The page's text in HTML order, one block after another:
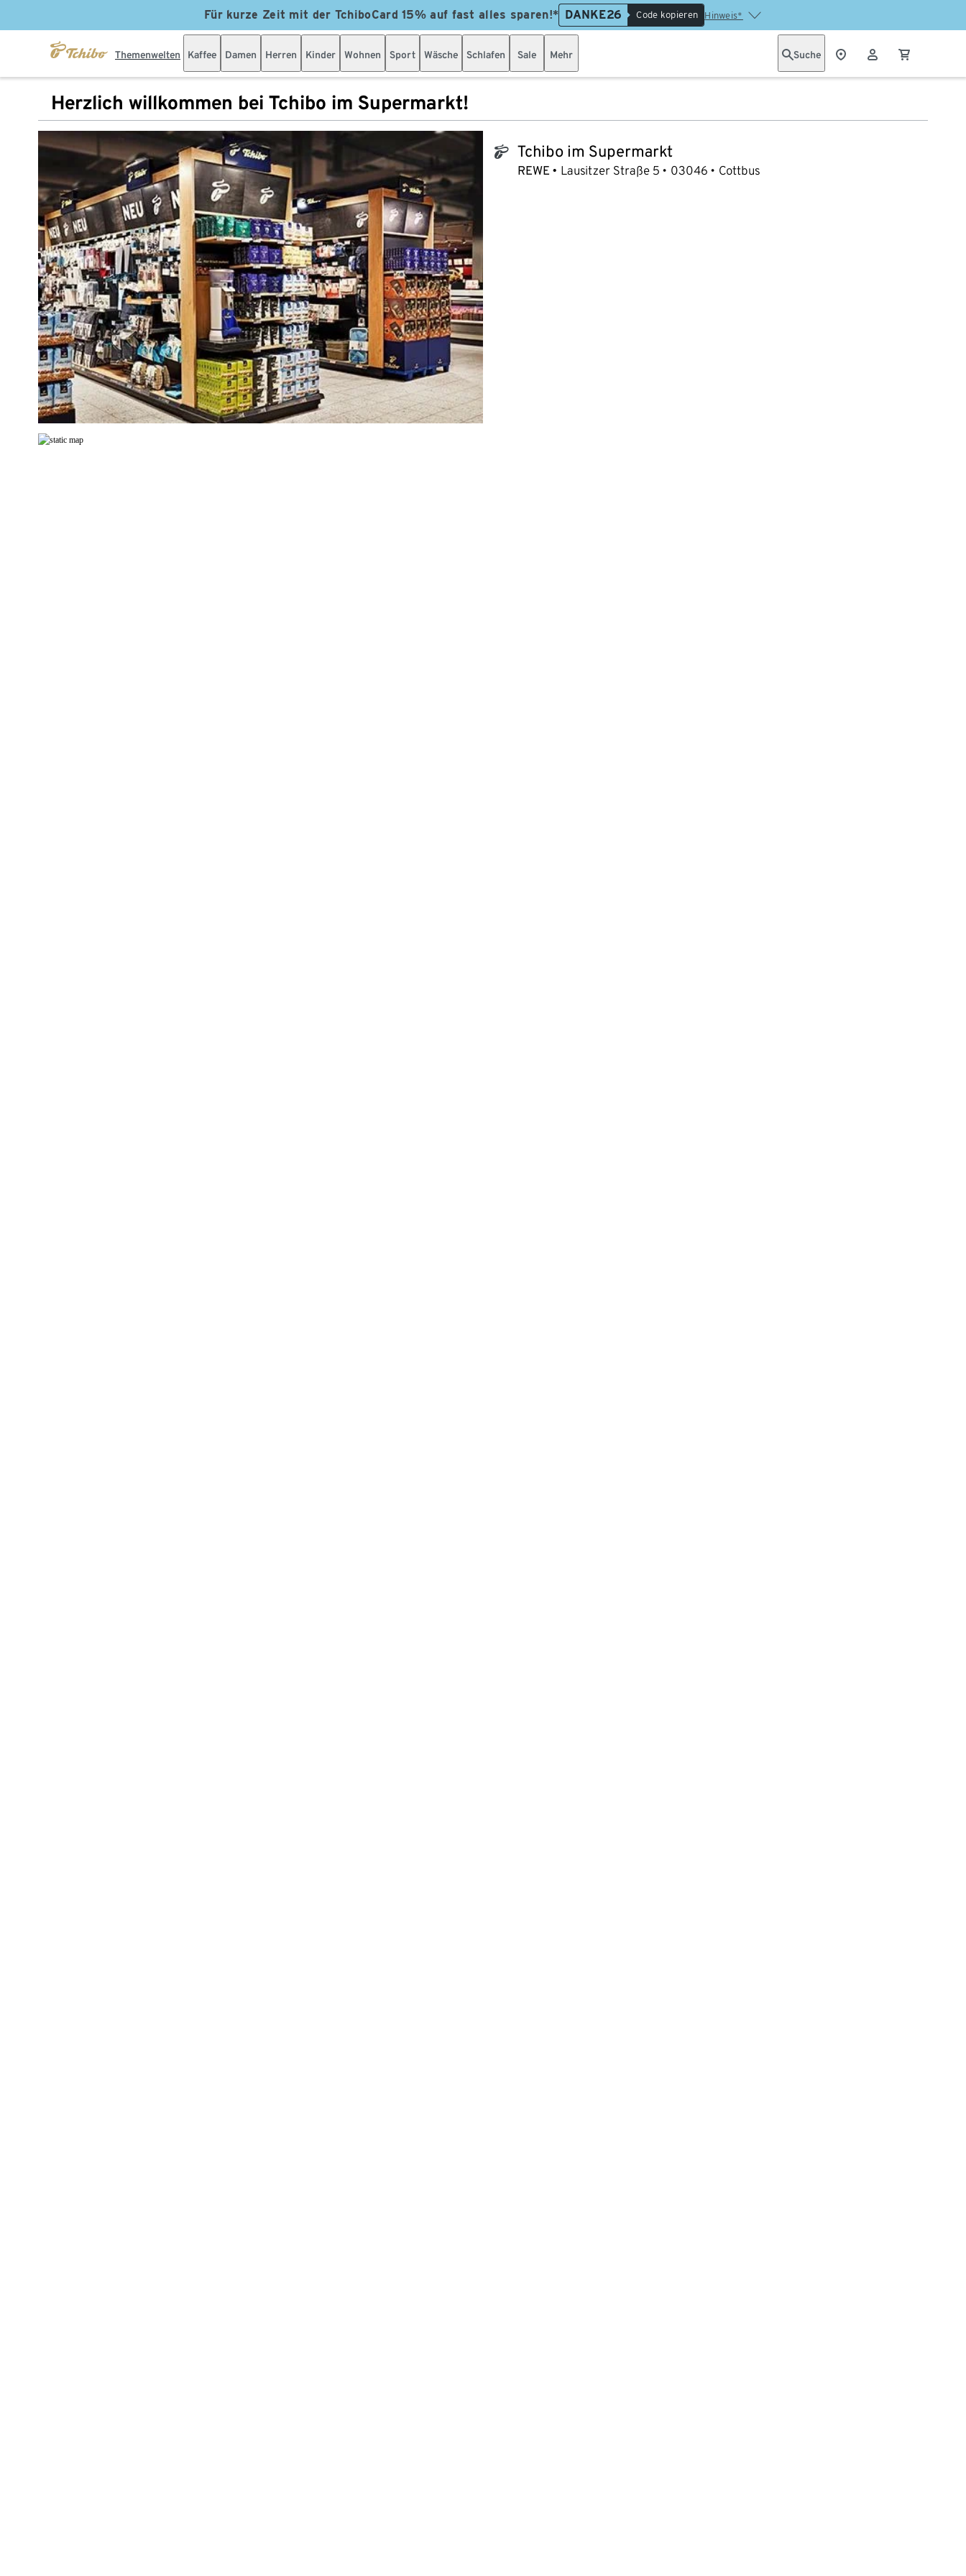
Für kurze Zeit mit der TchiboCard 15% auf fast alles sparen!* DANKE26 Code kopieren Hinweis*
Themenwelten Kaffee Damen Herren Kinder Wohnen Sport Wäsche Schlafen Sale Mehr Suche
Herzlich willkommen bei Tchibo im Supermarkt!
tchibo_logo Tchibo im Supermarkt
REWE Lausitzer Straße 5 03046 Cottbus